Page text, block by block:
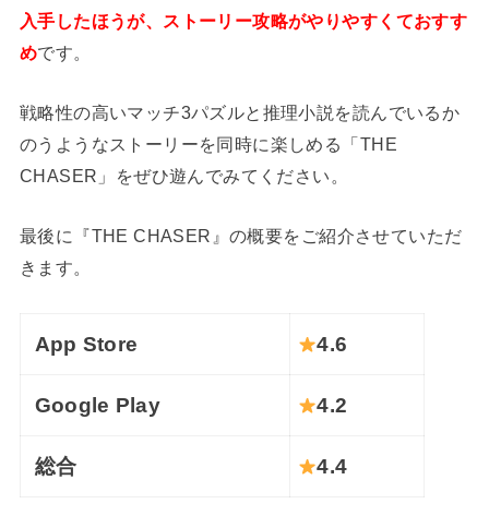
入手したほうが、ストーリー攻略がやりやすくておすす
めです。
戦略性の高いマッチ3パズルと推理小説を読んでいるか
のうようなストーリーを同時に楽しめる「THE
CHASER」をぜひ遊んでみてください。
最後に『THE CHASER』の概要をご紹介させていただ
きます。
App Store 4.6
Google Play 4.2
総合 4.4